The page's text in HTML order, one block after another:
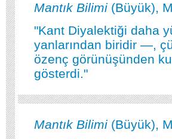
Mantık Bilimi (Büyük),
"Kant Diyalektiği daha
yanlarından biridir —,
özenç görünüşünden
gösterdi."
Mantık Bilimi (Büyük),